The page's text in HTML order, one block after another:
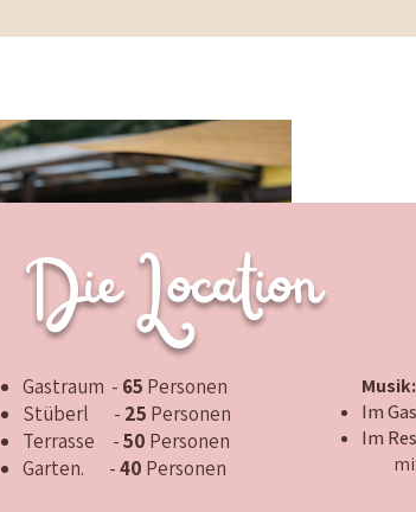
Die Location
Gastraum - 65 Personen
Stüberl - 25 Personen
Terrasse -50 Personen
Garten. -40 Personen
Musik:
Im
Im